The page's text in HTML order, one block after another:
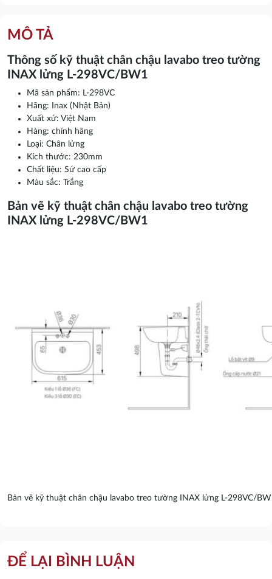
MÔ TẢ
Thông số kỹ thuật chân chậu lavabo treo tường
INAX lửng L-298VC/BW1
Mã sản phẩm: L-298VC
Hãng: Inax (Nhật Bản)
Xuất xứ: Việt Nam
Hàng: chính hãng
Loại: Chân lửng
Kích thước: 230mm
Chất liệu: Sứ cao cấp
Màu sắc: Trắng
Bản vẽ kỹ thuật chân chậu lavabo treo tường
INAX lửng L-298VC/BW1
Bản vẽ kỹ thuật chân chậu lavabo treo tường INAX lửng L-298VC/
ĐỂ LẠI BÌNH LUẬN